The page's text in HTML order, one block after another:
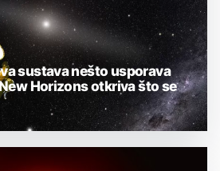
sustava nešto usporava
Horizons otkriva što se